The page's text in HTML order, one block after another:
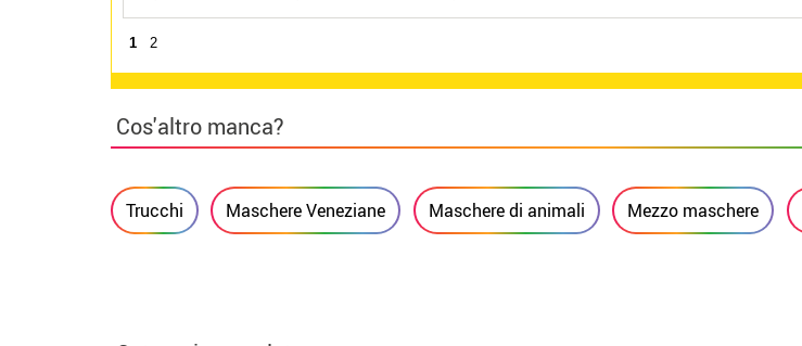
1 2
Cos'altro manca?
Trucchi Maschere Veneziane Maschere di animali Mezzo maschere